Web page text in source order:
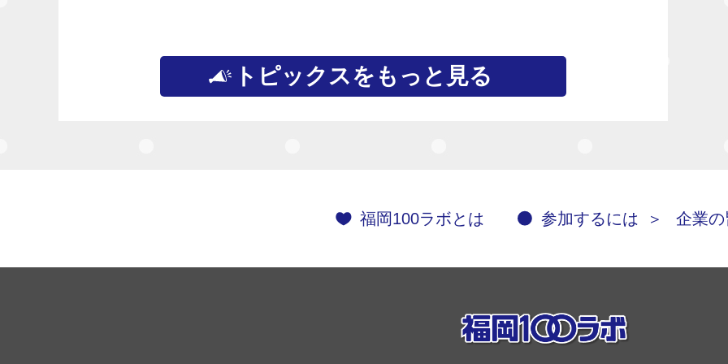
トピックスをもっと見る
福岡100ラボとは 参加するには ＞ 企業